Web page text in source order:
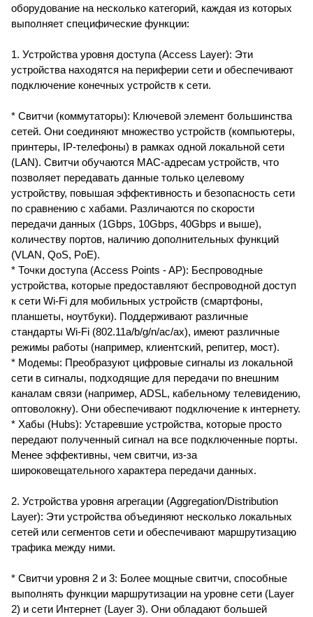
оборудование на несколько категорий, каждая из которых
выполняет специфические функции:
1. Устройства уровня доступа (Access Layer): Эти
устройства находятся на периферии сети и обеспечивают
подключение конечных устройств к сети.
* Свитчи (коммутаторы): Ключевой элемент большинства
сетей. Они соединяют множество устройств (компьютеры,
принтеры, IP-телефоны) в рамках одной локальной сети
(LAN). Свитчи обучаются MAC-адресам устройств, что
позволяет передавать данные только целевому
устройству, повышая эффективность и безопасность сети
по сравнению с хабами. Различаются по скорости
передачи данных (1Gbps, 10Gbps, 40Gbps и выше),
количеству портов, наличию дополнительных функций
(VLAN, QoS, PoE).
* Точки доступа (Access Points - AP): Беспроводные
устройства, которые предоставляют беспроводной доступ
к сети Wi-Fi для мобильных устройств (смартфоны,
планшеты, ноутбуки). Поддерживают различные
стандарты Wi-Fi (802.11a/b/g/n/ac/ax), имеют различные
режимы работы (например, клиентский, репитер, мост).
* Модемы: Преобразуют цифровые сигналы из локальной
сети в сигналы, подходящие для передачи по внешним
каналам связи (например, ADSL, кабельному телевидению,
оптоволокну). Они обеспечивают подключение к интернету.
* Хабы (Hubs): Устаревшие устройства, которые просто
передают полученный сигнал на все подключенные порты.
Менее эффективны, чем свитчи, из-за
широковещательного характера передачи данных.
2. Устройства уровня агрегации (Aggregation/Distribution
Layer): Эти устройства объединяют несколько локальных
сетей или сегментов сети и обеспечивают маршрутизацию
трафика между ними.
* Свитчи уровня 2 и 3: Более мощные свитчи, способные
выполнять функции маршрутизации на уровне сети (Layer
2) и сети Интернет (Layer 3). Они обладают большей